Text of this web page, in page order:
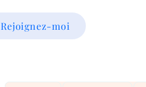
Rejoignez-moi